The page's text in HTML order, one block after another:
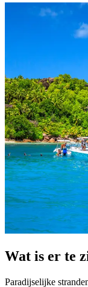
Wat is er te
Paradijselijke